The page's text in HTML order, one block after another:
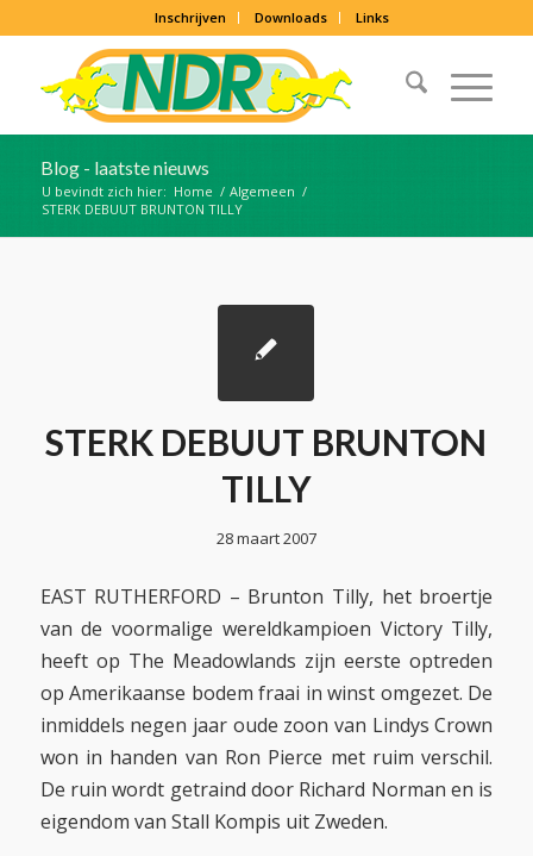
Inschrijven Downloads Links
Blog - laatste nieuws
U bevindt zich hier: Home / Algemeen /
STERK DEBUUT BRUNTON TILLY
STERK DEBUUT BRUNTON
TILLY
28 maart 2007
EAST RUTHERFORD – Brunton Tilly, het broertje
van de voormalige wereldkampioen Victory Tilly,
heeft op The Meadowlands zijn eerste optreden
op Amerikaanse bodem fraai in winst omgezet. De
inmiddels negen jaar oude zoon van Lindys Crown
won in handen van Ron Pierce met ruim verschil.
De ruin wordt getraind door Richard Norman en is
eigendom van Stall Kompis uit Zweden.